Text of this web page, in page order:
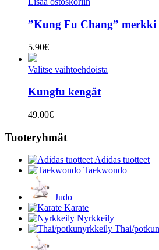
”Kung Fu Chang” merkki
5.90€
Valitse vaihtoehdoista
Kungfu kengät
49.00€
Tuoteryhmät
Adidas tuotteet
Taekwondo
Judo
Karate
Nyrkkeily
Thai/